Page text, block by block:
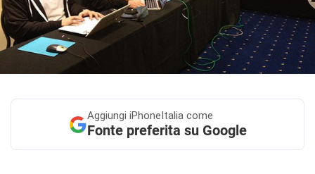
Aggiungi iPhoneItalia come
Fonte preferita su Google